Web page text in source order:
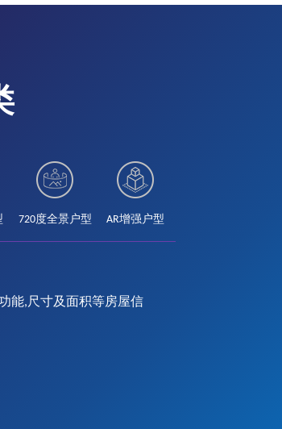
720度全景户型 AR增强户型
能,尺寸及面积等房屋信